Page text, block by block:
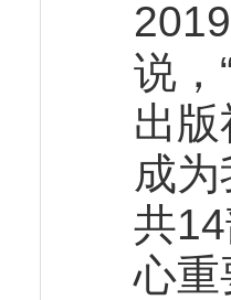
说，
出
成
共
心重